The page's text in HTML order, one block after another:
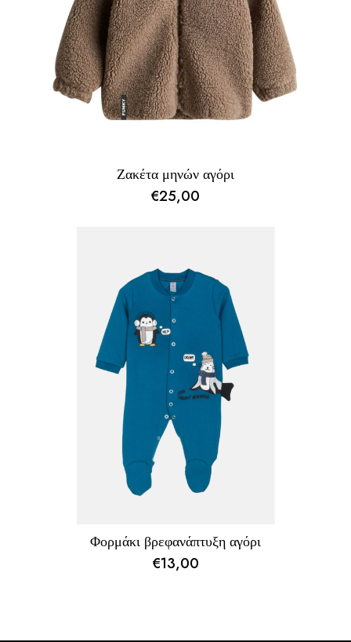
Ζακέτα μηνών αγόρι
€25,00
Φορμάκι βρεφανάπτυξη αγόρι
€13,00